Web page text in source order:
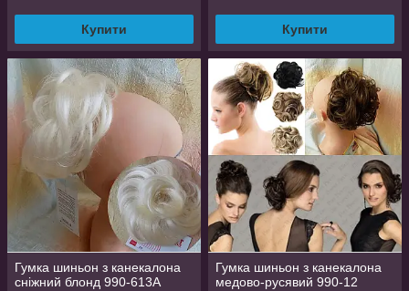
Купити Купити
Гумка шиньон з канекалона
сніжний блонд 990-613А
Гумка шиньон з канекалона
медово-русявий 990-12